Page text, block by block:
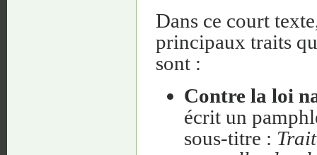
Dans ce court
principaux traits
sont :
Contre la loi
écrit un
sous-titre :